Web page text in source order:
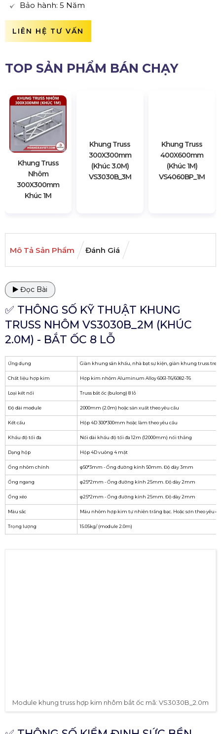
Bảo hành: 5 Năm
LIÊN HỆ TƯ VẤN
TOP SẢN PHẨM BÁN CHẠY
Khung Truss
Nhôm
300X300mm
Khúc 1M
Khung Truss
300X300mm
Khung Truss
400X600mm
Mô Tả Sản Phẩm Đánh Giá
Đọc Bài
✅ THÔNG SỐ KỸ THUẬT KHUNG
TRUSS NHÔM VS3030B_2M (KHÚC
2.0M) - BẮT ỐC 8 LỖ
Ứng dụng Giàn khung sân khấu, nhà bạt sự kiện, giàn khung truss treo
Chất liệu hợp kim Hợp kim nhôm Aluminum Alloy 6061-T6/6082-T6
Loại kết nối Truss bắt ốc (bulong) 8 lỗ
Độ dài module 2000mm (2.0m) hoặc sản xuất theo yêu cầu
Kết cấu Hộp 4D 300*300mm hoặc làm theo yêu cầu
Khẩu độ tối đa Nối dài khẩu độ tối đa 12m (12000mm) nối thẳng
Dạng hộp Hộp 4D vuông 4 mặt
Ống nhôm chính φ50*3mm - Ống đường kính 50mm. Độ dày 3mm
Ống ngang φ25*2mm - Ống đường kính 25mm. Độ dày 2mm
Ống xéo φ25*2mm - Ống đường kính 25mm. Độ dày 2mm
Màu sắc Màu nhôm hợp kim tự nhiên trắng bạc. Hoặc sơn theo yêu
Trọng lượng 15.05kg/ (module 2.0m)
VẬT LIỆU